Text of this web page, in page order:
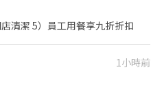
清潔 5）員工用餐享九折折扣
1小時前